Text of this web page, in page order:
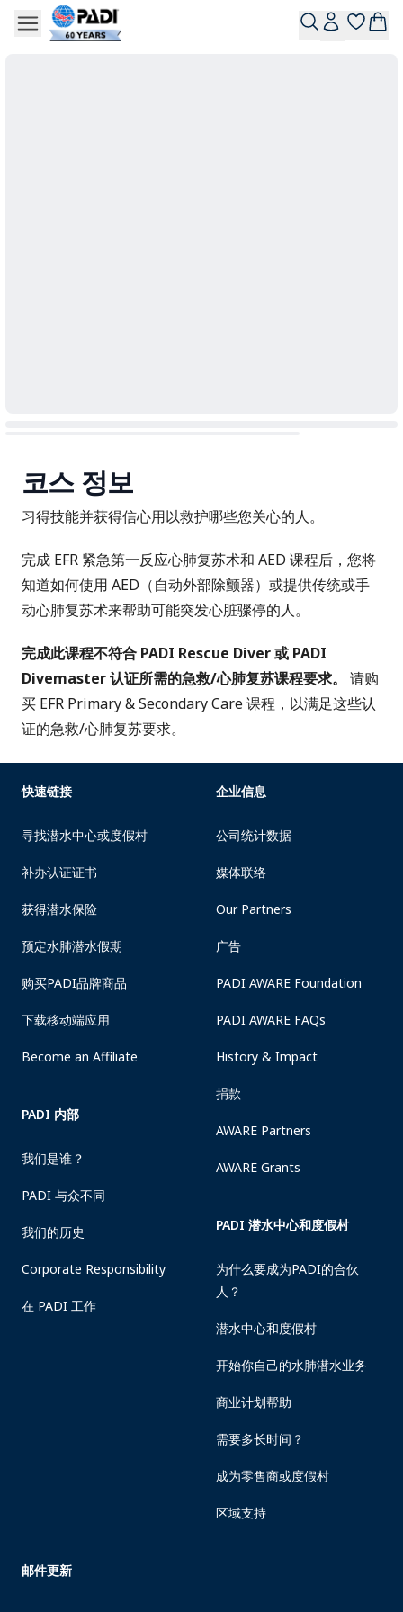
코스 정보
习得技能并获得信心用以救护哪些您关心的人。
完成 EFR 紧急第一反应心肺复苏术和 AED 课程后，您将
知道如何使用 AED（自动外部除颤器）或提供传统或手
动心肺复苏术来帮助可能突发心脏骤停的人。
完成此课程不符合 PADI Rescue Diver 或 PADI
Divemaster 认证所需的急救/心肺复苏课程要求。
请购
买 EFR Primary & Secondary Care课程，以满足这些认
证的急救/心肺复苏要求。
快速链接
寻找潜水中心或度假村
补办认证证书
获得潜水保险
预定水肺潜水假期
购买PADI品牌商品
下载移动端应用
Become an Affiliate
PADI 内部
我们是谁？
PADI 与众不同
我们的历史
Corporate Responsibility
在 PADI 工作
企业信息
公司统计数据
媒体联络
Our Partners
广告
PADI AWARE Foundation
PADI AWARE FAQs
History & Impact
捐款
AWARE Partners
AWARE Grants
PADI 潜水中心和度假村
为什么要成为PADI的合伙
人？
潜水中心和度假村
开始你自己的水肺潜水业务
商业计划帮助
需要多长时间？
成为零售商或度假村
区域支持
邮件更新